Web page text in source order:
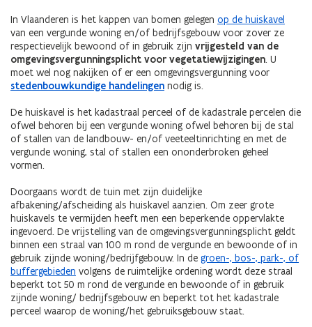
In Vlaanderen is het kappen van bomen gelegen op de huiskavel
van een vergunde woning en/of bedrijfsgebouw voor zover ze
respectievelijk bewoond of in gebruik zijn vrijgesteld van de
omgevingsvergunningsplicht voor vegetatiewijzigingen. U
moet wel nog nakijken of er een omgevingsvergunning voor
stedenbouwkundige handelingen nodig is.
De huiskavel is het kadastraal perceel of de kadastrale percelen die
ofwel behoren bij een vergunde woning ofwel behoren bij de stal
of stallen van de landbouw- en/of veeteeltinrichting en met de
vergunde woning, stal of stallen een ononderbroken geheel
vormen.
Doorgaans wordt de tuin met zijn duidelijke
afbakening/afscheiding als huiskavel aanzien. Om zeer grote
huiskavels te vermijden heeft men een beperkende oppervlakte
ingevoerd. De vrijstelling van de omgevingsvergunningsplicht geldt
binnen een straal van 100 m rond de vergunde en bewoonde of in
gebruik zijnde woning/bedrijfgebouw. In de groen-, bos-, park-, of
buffergebieden volgens de ruimtelijke ordening wordt deze straal
beperkt tot 50 m rond de vergunde en bewoonde of in gebruik
zijnde woning/ bedrijfsgebouw en beperkt tot het kadastrale
perceel waarop de woning/het gebruiksgebouw staat.